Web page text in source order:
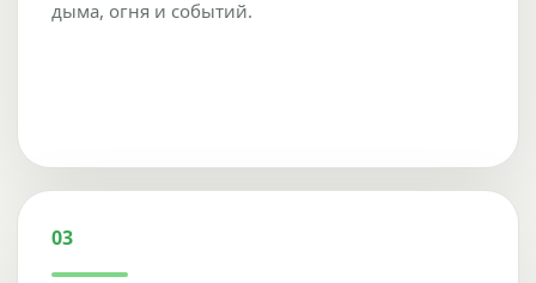
дыма, огня и событий.
03